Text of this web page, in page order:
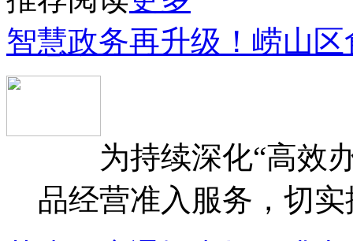
智慧政务再升级！崂山
为持续深化“高效办
品经营准入服务，切